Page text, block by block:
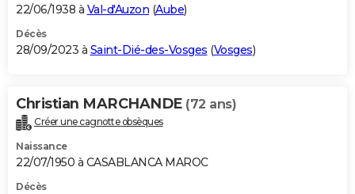
22/06/1938 à Val-d'Auzon (Aube)
Décès
28/09/2023 à Saint-Dié-des-Vosges (Vosges)
Christian MARCHANDE (72 ans)
Créer une cagnotte obsèques
Naissance
22/07/1950 à CASABLANCA MAROC
Décès